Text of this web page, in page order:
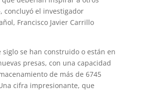
concluyó el investigador
Francisco Javier Carrillo
siglo se han construido o están en
presas, con una capacidad
de más de 6745
cifra impresionante, que